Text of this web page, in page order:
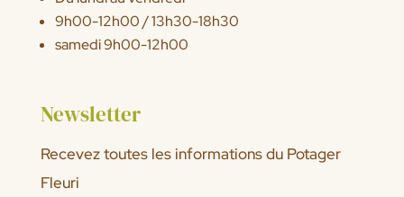
9h00-12h00 / 13h30-18h30
samedi 9h00-12h00
Newsletter
Recevez toutes les informations du Potager
Fleuri